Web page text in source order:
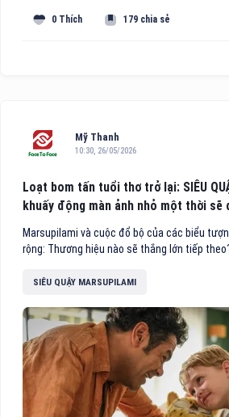
0 Thích 179 chia sẻ
Mỹ Thanh
10:30, 26/05/2026
Loạt bom tấn tuổi thơ trở lại: SIÊU
khuấy động màn ảnh nhỏ một thời sẽ
Marsupilami và cuộc đổ bộ của các biểu
rộng: Thương hiệu nào sẽ thắng lớn tiếp
SIÊU QUẬY MARSUPILAMI